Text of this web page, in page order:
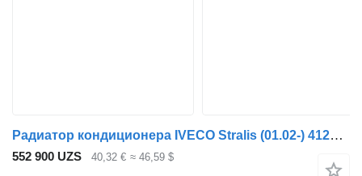
Радиатор кондиционера IVECO Stralis (01.02-) 41214450 для тягача IVECO Stralis, Trakker (2002-)
552 900 UZS 40,32 € ≈ 46,59 $